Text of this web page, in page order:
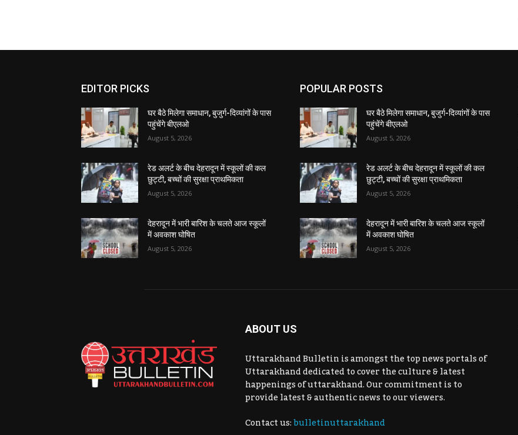
EDITOR PICKS
घर बैठे मिलेगा समाधान, बुजुर्ग-दिव्यांगों के पास
पहुंचेंगे बीएलओ
August 5, 2026
रेड अलर्ट के बीच देहरादून में स्कूलों की कल
छुट्टी, बच्चों की सुरक्षा प्राथमिकता
August 5, 2026
देहरादून में भारी बारिश के चलते आज स्कूलों
में अवकाश घोषित
August 5, 2026
POPULAR POSTS
घर बैठे मिलेगा समाधान, बुजुर्ग-दिव्यांगों के पास
पहुंचेंगे बीएलओ
August 5, 2026
रेड अलर्ट के बीच देहरादून में स्कूलों की कल
छुट्टी, बच्चों की सुरक्षा प्राथमिकता
August 5, 2026
देहरादून में भारी बारिश के चलते आज स्कूलों
में अवकाश घोषित
August 5, 2026
ABOUT US
Uttarakhand Bulletin is amongst the top news portals of
Uttarakhand dedicated to cover the culture & latest
happenings of uttarakhand. Our commitment is to
provide latest & authentic news to our viewers.
Contact us:bulletinuttarakhand